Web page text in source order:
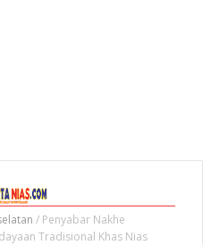
/ Penyabar Nakhe
Tradisional Khas Nias